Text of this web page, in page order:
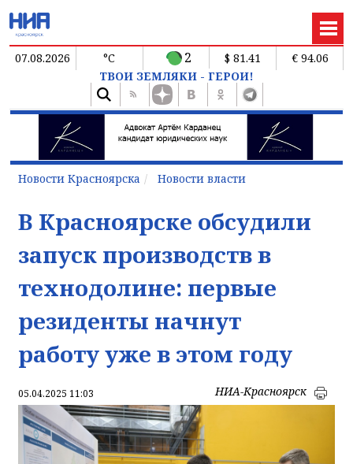
07.08.2026 °C 2 $ 81.41
€ 94.06
ТВОИ ЗЕМЛЯКИ - ГЕРОИ!
Новости Красноярска Новости власти
В Красноярске обсудили
запуск производств в
технодолине: первые
резиденты начнут
работу уже в этом году
05.04.2025 11:03 НИА-Красноярск